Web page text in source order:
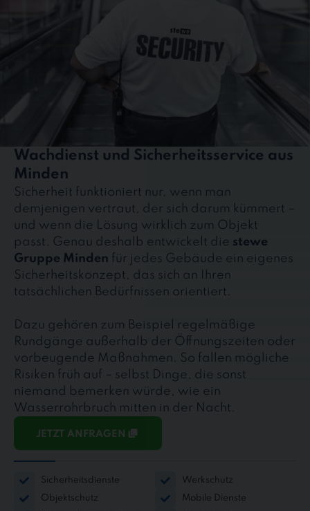
Wachdienst und Sicherheitsservice aus
Minden
Sicherheit funktioniert nur, wenn man
demjenigen vertraut, der sich darum kümmert –
und wenn die Lösung wirklich zum Objekt
passt. Genau deshalb entwickelt die stewe
Gruppe Minden für jedes Gebäude ein eigenes
Sicherheitskonzept, das sich an Ihren
tatsächlichen Bedürfnissen orientiert.
Dazu gehören zum Beispiel regelmäßige
Rundgänge außerhalb der Öffnungszeiten oder
vorbeugende Maßnahmen. So fallen mögliche
Risiken früh auf – selbst Dinge, die sonst
niemand bemerken würde, wie ein
Wasserrohrbruch mitten in der Nacht.
JETZT ANFRAGEN
Sicherheitsdienste
Werkschutz
Objektschutz
Mobile Dienste